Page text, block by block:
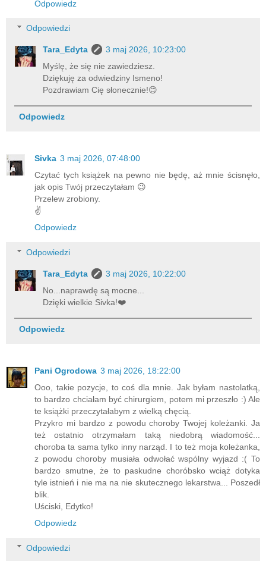
Odpowiedz
Odpowiedzi
Tara_Edyta
3 maj 2026, 10:23:00
Myślę, że się nie zawiedziesz.
Dziękuję za odwiedziny Ismeno!
Pozdrawiam Cię słonecznie!😊
Odpowiedz
Sivka 3 maj 2026, 07:48:00
Czytać tych książek na pewno nie będę, aż mnie ścisnęło,
jak opis Twój przeczytałam 😉
Przelew zrobiony.
✌️
Odpowiedz
Odpowiedzi
Tara_Edyta
3 maj 2026, 10:22:00
No...naprawdę są mocne...
Dzięki wielkie Sivka!❤️
Odpowiedz
Pani Ogrodowa 3 maj 2026, 18:22:00
Ooo, takie pozycje, to coś dla mnie. Jak byłam nastolatką,
to bardzo chciałam być chirurgiem, potem mi przeszło :) Ale
te książki przeczytałabym z wielką chęcią.
Przykro mi bardzo z powodu choroby Twojej koleżanki. Ja
też ostatnio otrzymałam taką niedobrą wiadomość...
choroba ta sama tylko inny narząd. I to też moja koleżanka,
z powodu choroby musiała odwołać wspólny wyjazd :( To
bardzo smutne, że to paskudne choróbsko wciąż dotyka
tyle istnień i nie ma na nie skutecznego lekarstwa... Poszedł
blik.
Uściski, Edytko!
Odpowiedz
Odpowiedzi